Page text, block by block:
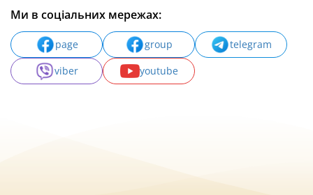
Ми в соціальних мережах:
page group
telegram
viber
youtube